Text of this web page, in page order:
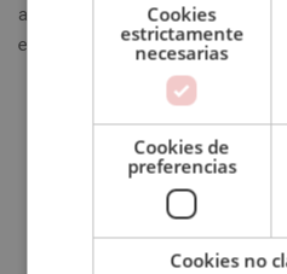
alumnado por haber
en la escuela a otras personas.
Cookies
estrictamente
necesarias
Cookies de
preferencias
Cookies no